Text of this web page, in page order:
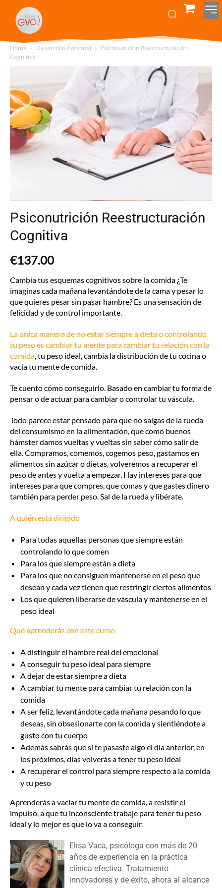
Home Desarrollo Personal
Psiconutrición Reestructuración
Cognitiva
Psiconutrición Reestructuración
Cognitiva
€137.00
Cambia tus esquemas cognitivos sobre la comida ¿Te
imaginas cada mañana levantándote de la cama y pesar lo
que quieres pesar sin pasar hambre? Es una sensación de
felicidad y de control importante.
La única manera de no estar siempre a dieta o controlando
tu peso es cambiar tu mente para cambiar tu relación con la
comida , tu peso ideal, cambia la distribución de tu cocina o
vacía tu mente de comida.
Te cuento cómo conseguirlo. Basado en cambiar tu forma de
pensar o de actuar para cambiar o controlar tu váscula.
Todo parece estar pensado para que no salgas de la rueda
del consumismo en la alimentación, que como buenos
hámster damos vueltas y vueltas sin saber cómo salir de
ella. Compramos, comemos, cogemos peso, gastamos en
alimentos sin azúcar o dietas, volveremos a recuperar el
peso de antes y vuelta a empezar. Hay intereses para que
intereses para que compres, que comas y que gastes dinero
también para perder peso. Sal de la rueda y libérate.
A quién está dirigido
Para todas aquellas personas que siempre están
controlando lo que comen
Para los que siempre están a dieta
Para los que no consiguen mantenerse en el peso que
desean y cada vez tienen que restringir ciertos alimentos
Los que quieren liberarse de váscula y mantenerse en el
peso ideal
Qué aprenderás con este curso
A distinguir el hambre real del emocional
A conseguir tu peso ideal para siempre
A dejar de estar siempre a dieta
A cambiar tu mente para cambiar tu relación con la
comida
A ser feliz, levantándote cada mañana pesando lo que
deseas, sin obsesionarte con la comida y sientiéndote a
gusto con tu cuerpo
Además sabrás que si te pasaste algo el día anterior, en
los próximos, días volverás a tener tu peso ideal
A recuperar el control para siempre respecto a la comida
y tu peso
Aprenderás a vaciar tu mente de comida, a resistir el
impulso, a que tu inconsciente trabaje para tener tu peso
ideal y lo mejor es que lo va a conseguir.
Elisa Vaca, psicóloga con más de 20
años de experiencia en la práctica
clínica efectiva. Tratamiento
innovadores y de éxito, ahora al alcance